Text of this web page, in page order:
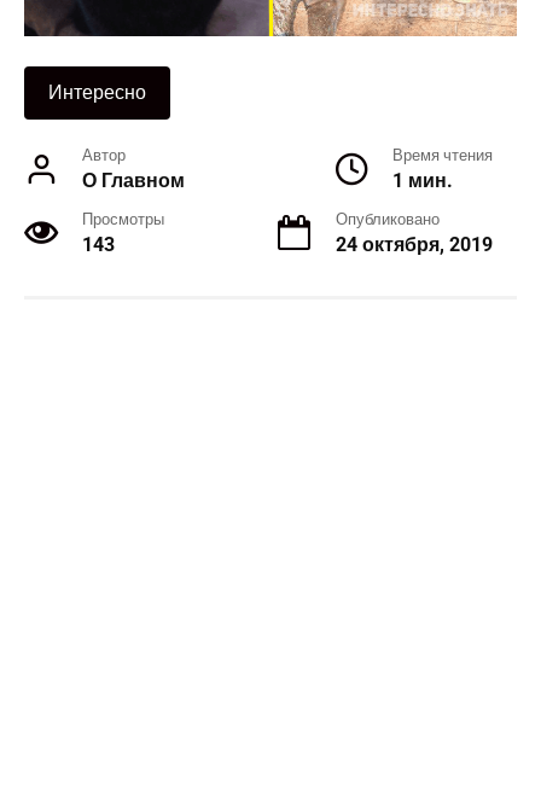
Интересно
Автор
О Главном
Время чтения
1 мин.
Просмотры
143
Опубликовано
24 октября, 2019